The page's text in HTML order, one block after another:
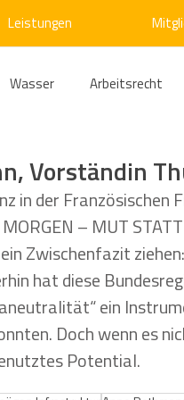
Leistungen
Wasser Arbeitsrecht
Abfall
Wirtschafts- und
Verwaltungsrecht
Vorständin
in der Französischen
– MUT
Zwischenfazit
hat diese
ein
Doch wenn es
Potential.